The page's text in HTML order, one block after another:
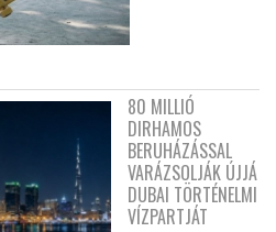
80 MILLIÓ
DIRHAMOS
BERUHÁZÁSSAL
VARÁZSOLJÁK ÚJJÁ
DUBAI TÖRTÉNELMI
VÍZPARTJÁT